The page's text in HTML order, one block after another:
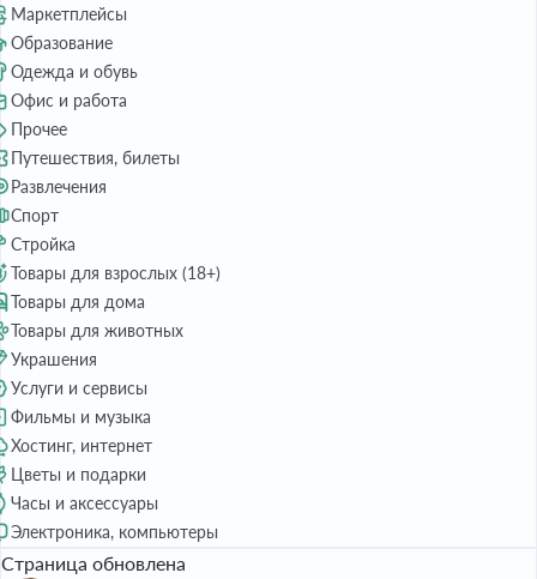
Маркетплейсы
Образование
Одежда и обувь
Офис и работа
Прочее
Путешествия, билеты
Развлечения
Спорт
Стройка
Товары для взрослых (18+)
Товары для дома
Товары для животных
Украшения
Услуги и сервисы
Фильмы и музыка
Хостинг, интернет
Цветы и подарки
Часы и аксессуары
Электроника, компьютеры
Страница обновлена